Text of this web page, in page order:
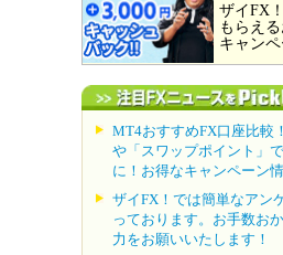
ザイFX
もらえ
キャンペ
MT4おすすめFX口座比較
や「スワップポイント」
に！お得なキャンペーン
ザイFX！では簡単なアン
っております。お手数お
力をお願いいたします！